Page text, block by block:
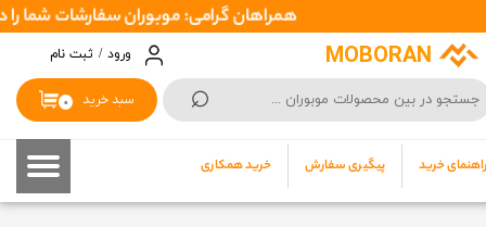
MOBORAN
⌕ ۰ سبد خرید
راهنمای خرید پیگیری سفارش خرید همکاری
ورود / ثبت نام
حساب کاربری من
تغییر گذر واژه
خروج از حساب کاربری
همراهان گرامی: موبوران سفارشات شما را در اسرع وقت ( 1 تا 2 روز کاری ) ارسال میکند تا نهایتا بین 3